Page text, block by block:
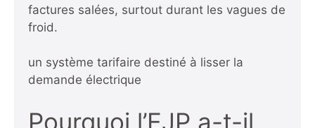
factures salées, surtout durant les vagues de
froid.
un système tarifaire destiné à lisser la
demande électrique
Pourquoi l’EJP a-t-il